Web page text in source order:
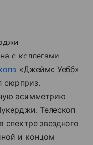
с коллегами
«Джеймс Уебб»
сюрприз.
асимметрию
Телескоп
звездного
и концом